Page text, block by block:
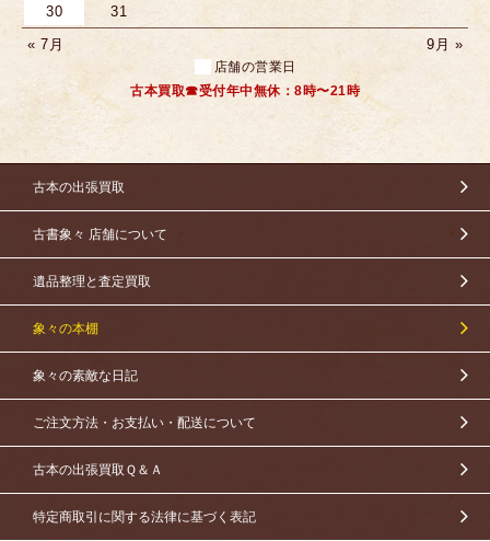
30
31
« 7月
9月 »
店舗の営業日
古本買取☎受付年中無休：8時〜21時
古本の出張買取
古書象々 店舗について
遺品整理と査定買取
象々の本棚
象々の素敵な日記
ご注文方法・お支払い・配送について
古本の出張買取Ｑ＆Ａ
特定商取引に関する法律に基づく表記